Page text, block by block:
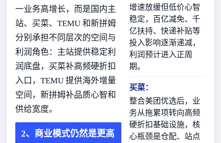
一业务高增长，而是国内主
站、买菜、TEMU 和新拼姆
分别承担不同层次的空间与
利润角色：主站提供稳定利
润底盘，买菜补高频硬折扣
入口，TEMU 提供海外增量
空间，新拼姆补品质心智和
供给宽度。
2、商业模式仍然是更高
增速放缓但低价心智
稳定，百亿减免、千
亿扶持、快递补贴等
投入影响逐渐递减，
利润预计进入正周
期。
买菜：
整合美团优选后，业
务从拖累项转向高频
硬折扣基础设施，核
心瓶颈是仓配、站点